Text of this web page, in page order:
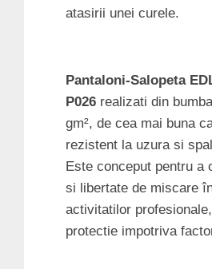
atasirii unei curele.
Pantaloni-Salopeta
P026 realizati din
gm², de cea mai buna
rezistent la uzura si
Este conceput pentru a
si libertate de miscare
activitatilor
protectie impotriva